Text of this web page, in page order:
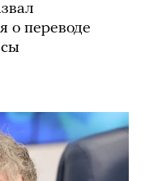
о переводе